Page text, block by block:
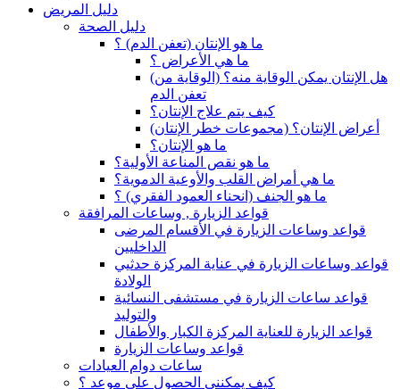
دليل المريض
دليل الصحة
ما هو الإنتان (تعفن الدم) ؟
ما هي الأعراض ؟
(هل الإنتان يمكن الوقاية منه؟ (الوقاية من
تعفن الدم
كيف يتم علاج الإنتان؟
(أعراض الإنتان؟ (مجموعات خطر الإنتان
ما هو الإنتان؟
ما هو نقص المناعة الأولية؟
ما هي أمراض القلب والأوعية الدموية؟
ما هو الجنف (انحناء العمود الفقري) ؟
قواعد الزيارة , وساعات المرافقة
قواعد وساعات الزيارة في الأقسام المرضى
الداخليين
قواعد وساعات الزيارة في عناية المركزة حدثيي
الولادة
قواعد ساعات الزيارة في مستشفى النسائية
والتوليد
قواعد الزيارة للعناية المركزة الكبار والأطفال
قواعد وساعات الزيارة
ساعات دوام العيادات
كيف يمكنني الحصول على موعد ؟